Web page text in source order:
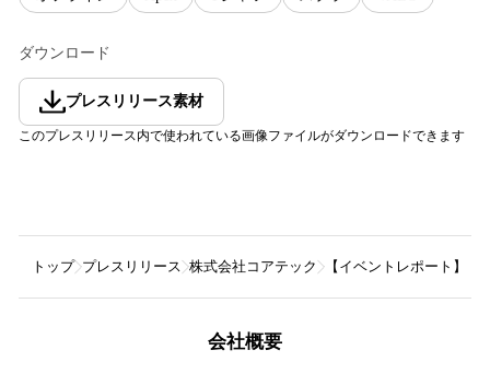
ダウンロード
プレスリリース素材
このプレスリリース内で使われている画像ファイルがダウンロードできます
トップ プレスリリース 株式会社コアテック 【イベントレポート】プ
会社概要